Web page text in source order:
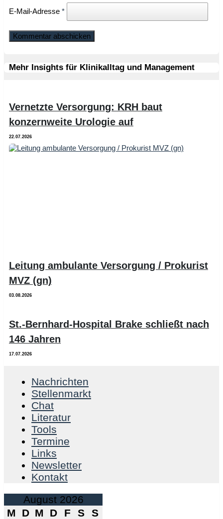
E-Mail-Adresse *
Mehr Insights für Klinikalltag und Management
Vernetzte Versorgung: KRH baut
konzernweite Urologie auf
22.07.2026
Leitung ambulante Versorgung / Prokurist
MVZ (gn)
03.08.2026
St.-Bernhard-Hospital Brake schließt nach
146 Jahren
17.07.2026
Nachrichten
Stellenmarkt
Chat
Literatur
Tools
Termine
Links
Newsletter
Kontakt
August 2026
M
D M D F S S